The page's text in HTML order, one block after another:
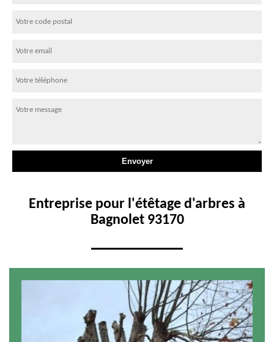
Entreprise pour l'étêtage d'arbres à
Bagnolet 93170